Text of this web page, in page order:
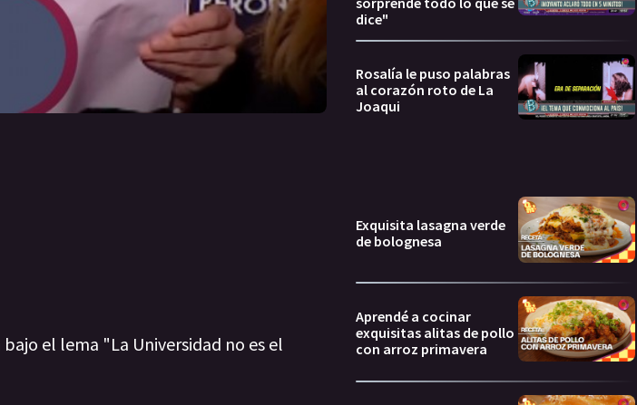
el lema "La Universidad no es el
dice"
Rosalía le puso palabras
al corazón roto de La
Joaqui
Exquisita lasagna verde
de bolognesa
Aprendé a cocinar
exquisitas alitas de pollo
con arroz primavera